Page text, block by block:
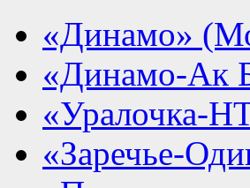
«Динамо»
«Динамо-Ак
«Уралочка-
«Заречье-